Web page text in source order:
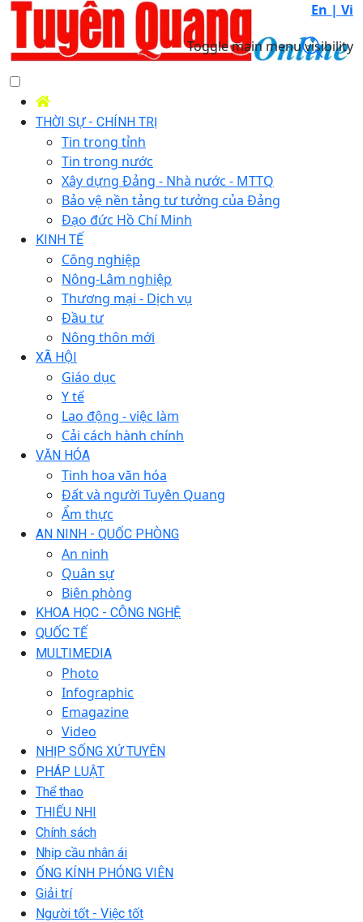
En | Vi
Toggle main menu visibility
THỜI SỰ - CHÍNH TRỊ
Tin trong tỉnh
Tin trong nước
Xây dựng Đảng - Nhà nước - MTTQ
Bảo vệ nền tảng tư tưởng của Đảng
Đạo đức Hồ Chí Minh
KINH TẾ
Công nghiệp
Nông-Lâm nghiệp
Thương mại - Dịch vụ
Đầu tư
Nông thôn mới
XÃ HỘI
Giáo dục
Y tế
Lao động - việc làm
Cải cách hành chính
VĂN HÓA
Tinh hoa văn hóa
Đất và người Tuyên Quang
Ẩm thực
AN NINH - QUỐC PHÒNG
An ninh
Quân sự
Biên phòng
KHOA HỌC - CÔNG NGHỆ
QUỐC TẾ
MULTIMEDIA
Photo
Infographic
Emagazine
Video
NHỊP SỐNG XỨ TUYÊN
PHÁP LUẬT
Thể thao
THIẾU NHI
Chính sách
Nhịp cầu nhân ái
ỐNG KÍNH PHÓNG VIÊN
Giải trí
Người tốt - Việc tốt